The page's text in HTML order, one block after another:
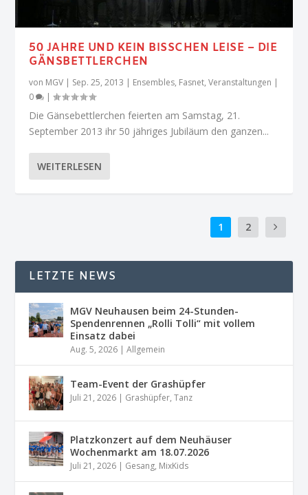
50 JAHRE UND KEIN BISSCHEN LEISE – DIE
GÄNSBETTLERCHEN
von MGV | Sep. 25, 2013 | Ensembles, Fasnet,Veranstaltungen |
0
|
Die Gänsebettlerchen feierten am Samstag, 21.
September 2013 ihr 50 jähriges Jubiläum den ganzen...
WEITERLESEN
1 2
LETZTE NEWS
MGV Neuhausen beim 24-Stunden-
Spendenrennen „Rolli Tolli“ mit vollem
Einsatz dabei
Aug. 5, 2026 |Allgemein
Team-Event der Grashüpfer
Juli 21, 2026 | Grashüpfer,Tanz
Platzkonzert auf dem Neuhäuser
Wochenmarkt am 18.07.2026
Juli 21, 2026 | Gesang, MixKids